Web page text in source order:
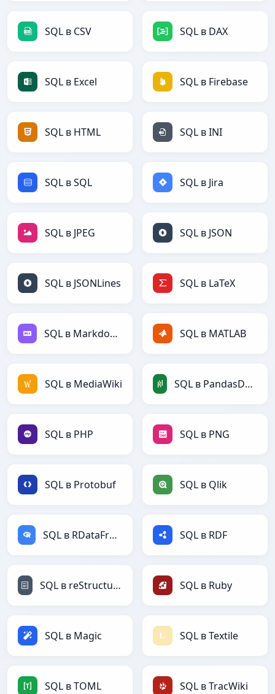
SQL в CSV SQL в DAX
SQL в Excel SQL в Firebase
SQL в HTML SQL в INI
SQL в SQL SQL в Jira
SQL в JPEG SQL в JSON
SQL в JSONLines SQL в LaTeX
SQL в Markdown SQL в MATLAB
SQL в MediaWiki SQL в PandasDataFrame
SQL в PHP SQL в PNG
SQL в Protobuf SQL в Qlik
SQL в RDataFrame SQL в RDF
SQL в reStructuredText SQL в Ruby
SQL в Magic SQL в Textile
SQL в TOML SQL в TracWiki